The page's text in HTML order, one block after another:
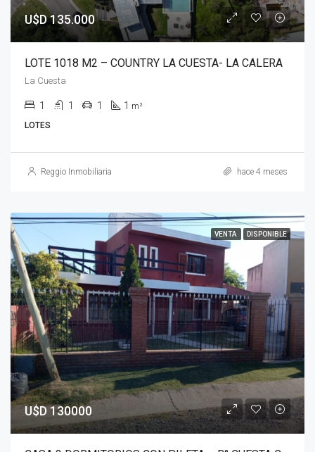
U$D 135.000
LOTE 1018 M2 – COUNTRY LA CUESTA- LA CALERA
La Cuesta
1 1 1 1 m²
LOTES
Reggio Inmobiliaria hace 4 meses
VENTA DISPONIBLE
U$D 130000